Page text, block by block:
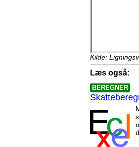
Kilde:
Læs også:
BEREGNER